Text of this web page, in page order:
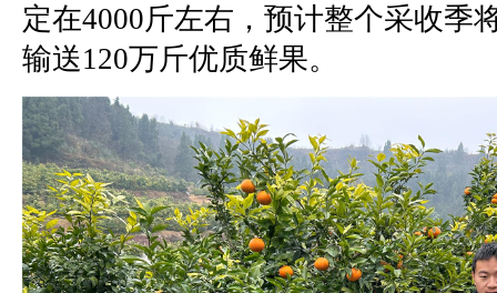
定在4000斤左右，预计整个采收季
输送120万斤优质鲜果。